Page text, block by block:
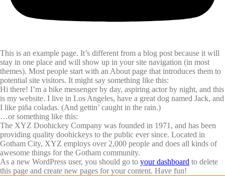
This is an example page. It’s different from a blog post because it will
stay in one place and will show up in your site navigation (in most
themes). Most people start with an About page that introduces them to
potential site visitors. It might say something like this:
Hi there! I’m a bike messenger by day, aspiring actor by night, and this
is my website. I live in Los Angeles, have a great dog named Jack, and
I like piña coladas. (And gettin’ caught in the rain.)
…or something like this:
The XYZ Doohickey Company was founded in 1971, and has been
providing quality doohickeys to the public ever since. Located in
Gotham City, XYZ employs over 2,000 people and does all kinds of
awesome things for the Gotham community.
As a new WordPress user, you should go to your dashboard to delete
this page and create new pages for your content. Have fun!